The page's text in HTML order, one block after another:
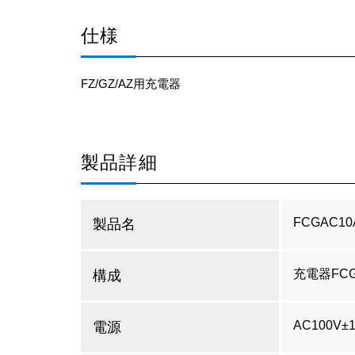
仕様
FZ/GZ/AZ用充電器
製品詳細
製品名
構成 充電器
電源